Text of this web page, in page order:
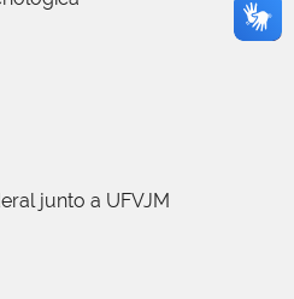
junto a UFVJM